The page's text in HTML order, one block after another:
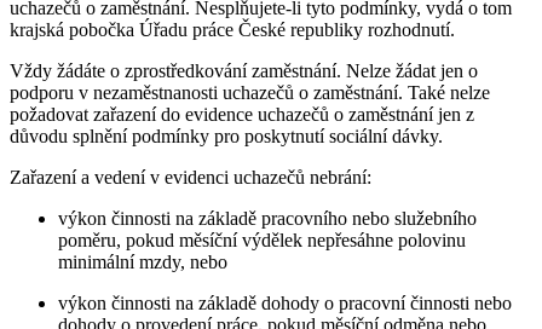
uchazečů o zaměstnání. Nesplňujete-li tyto podmínky, vydá o tom
krajská pobočka Úřadu práce České republiky rozhodnutí.
Vždy žádáte o zprostředkování zaměstnání. Nelze žádat jen o
podporu v nezaměstnanosti uchazečů o zaměstnání. Také nelze
požadovat zařazení do evidence uchazečů o zaměstnání jen z
důvodu splnění podmínky pro poskytnutí sociální dávky.
Zařazení a vedení v evidenci uchazečů nebrání:
výkon činnosti na základě pracovního nebo služebního
poměru, pokud měsíční výdělek nepřesáhne polovinu
minimální mzdy, nebo
výkon činnosti na základě dohody o pracovní činnosti nebo
dohody o provedení práce, pokud měsíční odměna nebo